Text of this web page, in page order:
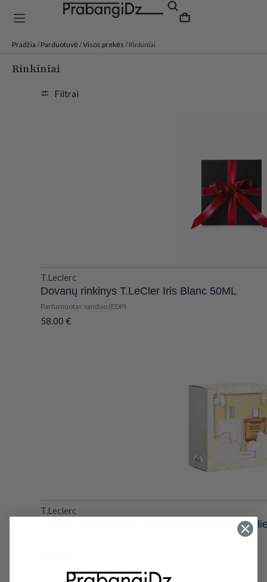
Pradžia /Parduotuvė /Visos prekės / Rinkiniai
Rinkiniai
Filtrai
T.Leclerc
Dovanų rinkinys T.LeCler Iris Blanc 50ML
Parfumuotas vanduo (EDP)
58.00 €
T.Leclerc
T.LECLERC rinkinys „Frangipanier“ (sausas